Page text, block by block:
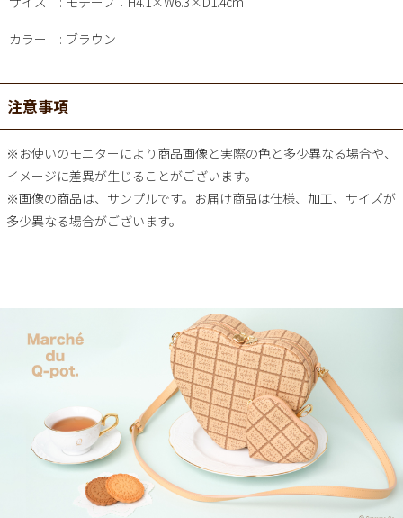
カラー ブラウン
注意事項
※お使いのモニターにより商品画像と実際の色と多少異なる場合や、
イメージに差異が生じることがございます。
※画像の商品は、サンプルです。お届け商品は仕様、加工、サイズが
多少異なる場合がございます。